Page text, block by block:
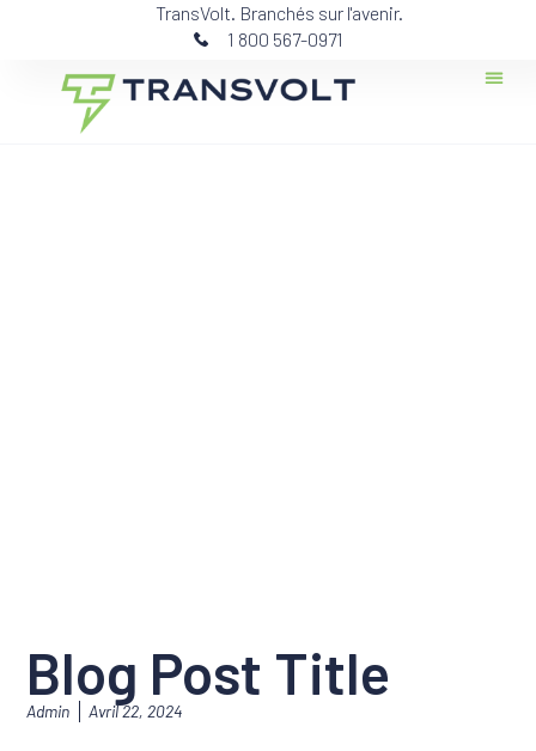
TransVolt. Branchés sur l'avenir.
1 800 567-0971
Blog Post Title
Admin Avril 22, 2024